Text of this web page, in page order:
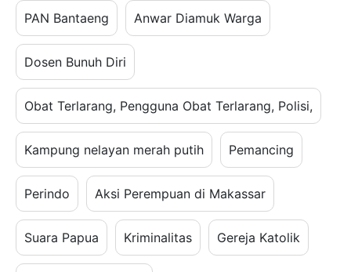
PAN Bantaeng Anwar Diamuk Warga
Dosen Bunuh Diri
Obat Terlarang, Pengguna Obat Terlarang, Polisi,
Kampung nelayan merah putih Pemancing
Perindo Aksi Perempuan di Makassar
Suara Papua Kriminalitas Gereja Katolik